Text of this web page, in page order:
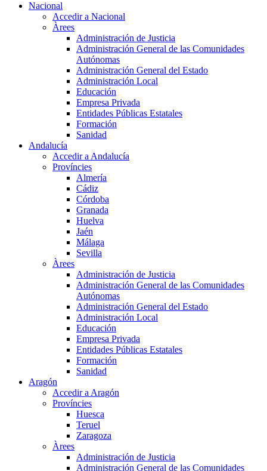
Nacional
Accedir a Nacional
Àrees
Administración de Justicia
Administración General de las Comunidades
Autónomas
Administración General del Estado
Administración Local
Educación
Empresa Privada
Entidades Públicas Estatales
Formación
Sanidad
Andalucía
Accedir a Andalucía
Províncies
Almería
Cádiz
Córdoba
Granada
Huelva
Jaén
Málaga
Sevilla
Àrees
Administración de Justicia
Administración General de las Comunidades
Autónomas
Administración General del Estado
Administración Local
Educación
Empresa Privada
Entidades Públicas Estatales
Formación
Sanidad
Aragón
Accedir a Aragón
Províncies
Huesca
Teruel
Zaragoza
Àrees
Administración de Justicia
Administración General de las Comunidades